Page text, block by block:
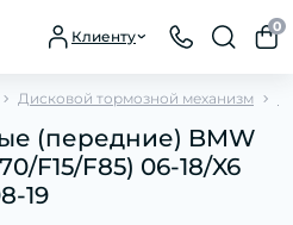
Клиенту
0
Дисковой тормозной механизм
(передние) BMW
F15/F85) 06-18/X6
19